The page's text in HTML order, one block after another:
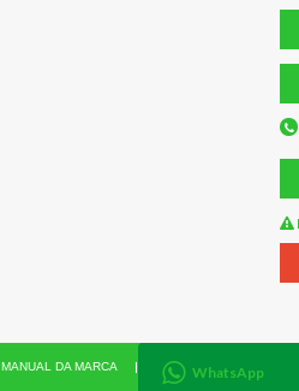
WhatsApp
MANUAL DA MARCA POLÍTICA DE